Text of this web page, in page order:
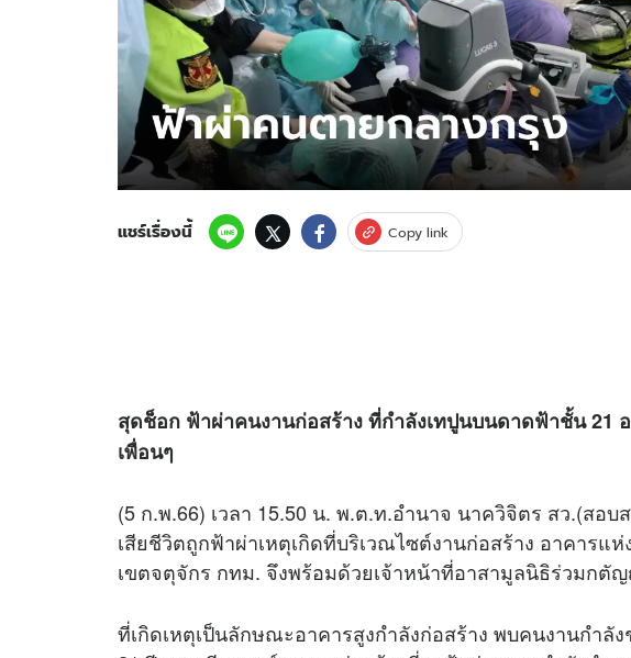
แชร์เรื่องนี้ Copy link
สุดช็อก ฟ้าผ่าคนงานก่อสร้าง ที่กำลังเทปูนบนดาดฟ้าชั้น 21
เพื่อนๆ
(5 ก.พ.66) เวลา 15.50 น. พ.ต.ท.อำนาจ นาควิจิตร สว.(สอ
เสียชีวิตถูกฟ้าผ่าเหตุเกิดที่บริเวณไซต์งานก่อสร้าง อาคาร
เขตจตุจักร กทม. จึงพร้อมด้วยเจ้าหน้าที่อาสามูลนิธิร่วมกตั
ที่เกิดเหตุเป็นลักษณะอาคารสูงกำลังก่อสร้าง พบคนงานกำลั